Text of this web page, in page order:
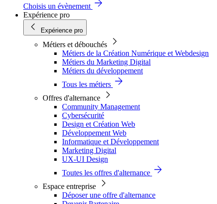
Choisis un évènement
Expérience pro
Expérience pro
Métiers et débouchés
Métiers de la Création Numérique et Webdesign
Métiers du Marketing Digital
Métiers du développement
Tous les métiers
Offres d'alternance
Community Management
Cybersécurité
Design et Création Web
Développement Web
Informatique et Développement
Marketing Digital
UX-UI Design
Toutes les offres d'alternance
Espace entreprise
Déposer une offre d'alternance